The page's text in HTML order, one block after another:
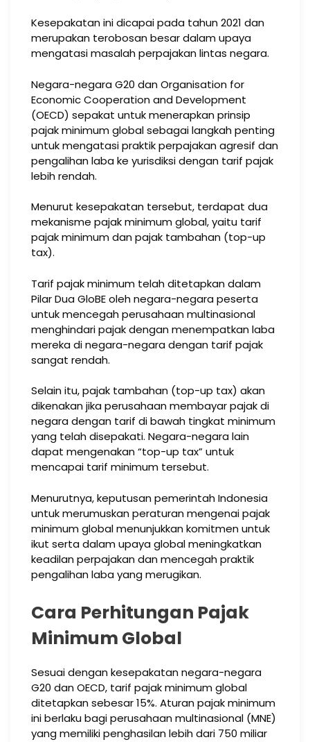
Kesepakatan ini dicapai pada tahun 2021 dan
merupakan terobosan besar dalam upaya
mengatasi masalah perpajakan lintas negara.
Negara-negara G20 dan Organisation for
Economic Cooperation and Development
(OECD) sepakat untuk menerapkan prinsip
pajak minimum global sebagai langkah penting
untuk mengatasi praktik perpajakan agresif dan
pengalihan laba ke yurisdiksi dengan tarif pajak
lebih rendah.
Menurut kesepakatan tersebut, terdapat dua
mekanisme pajak minimum global, yaitu tarif
pajak minimum dan pajak tambahan (top-up
tax).
Tarif pajak minimum telah ditetapkan dalam
Pilar Dua GloBE oleh negara-negara peserta
untuk mencegah perusahaan multinasional
menghindari pajak dengan menempatkan laba
mereka di negara-negara dengan tarif pajak
sangat rendah.
Selain itu, pajak tambahan (top-up tax) akan
dikenakan jika perusahaan membayar pajak di
negara dengan tarif di bawah tingkat minimum
yang telah disepakati. Negara-negara lain
dapat mengenakan “top-up tax” untuk
mencapai tarif minimum tersebut.
Menurutnya, keputusan pemerintah Indonesia
untuk merumuskan peraturan mengenai pajak
minimum global menunjukkan komitmen untuk
ikut serta dalam upaya global meningkatkan
keadilan perpajakan dan mencegah praktik
pengalihan laba yang merugikan.
Cara Perhitungan Pajak
Minimum Global
Sesuai dengan kesepakatan negara-negara
G20 dan OECD, tarif pajak minimum global
ditetapkan sebesar 15%. Aturan pajak minimum
ini berlaku bagi perusahaan multinasional (MNE)
yang memiliki penghasilan lebih dari 750 miliar